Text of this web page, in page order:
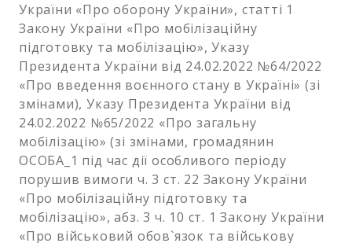
України «Про оборону України», статті 1
Закону України «Про мобілізаційну
підготовку та мобілізацію», Указу
Президента України від 24.02.2022 №64/2022
«Про введення воєнного стану в Україні» (зі
змінами), Указу Президента України від
24.02.2022 №65/2022 «Про загальну
мобілізацію» (зі змінами, громадянин
ОСОБА_1 під час дії особливого періоду
порушив вимоги ч. 3 ст. 22 Закону України
«Про мобілізаційну підготовку та
мобілізацію», абз. 3 ч. 10 ст. 1 Закону України
«Про військовий обов`язок та військову